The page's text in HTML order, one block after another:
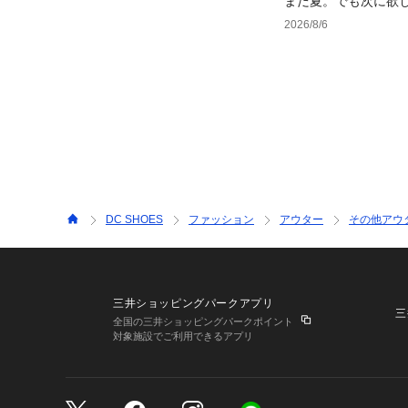
2026/8/6
DC SHOES ファッション アウター その他アウ
三井ショッピングパークアプリ
全国の三井ショッピングパークポイント
対象施設でご利用できるアプリ